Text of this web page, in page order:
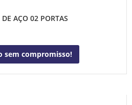
AÇO 02 PORTAS
sem compromisso!